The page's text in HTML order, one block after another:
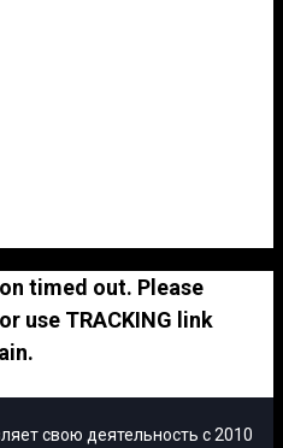
timed out. Please
use TRACKING link
свою деятельность с 2010